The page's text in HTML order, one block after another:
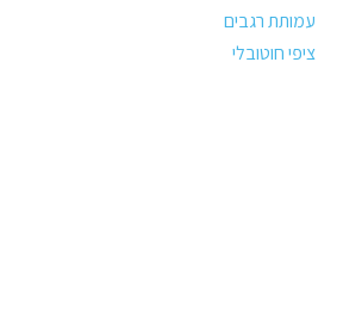
עמותת רגבים
ציפי חוטובלי